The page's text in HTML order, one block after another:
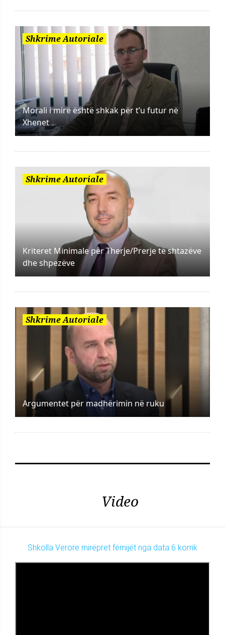
Shkrime Autoriale
Morali i mirë është shkak për t’u futur në
Xhenet
Shkrime Autoriale
Kriteret Minimale për Therje/Prerje të shtazëve
dhe shpezëve
Shkrime Autoriale
Argumentet për madhërimin në ruku
Video
Shkolla Verore mirëpret fëmijët nga data 6 korrik